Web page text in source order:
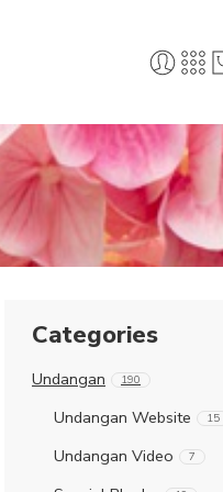
Categories
Undangan 190
Undangan Website 15
Undangan Video 7